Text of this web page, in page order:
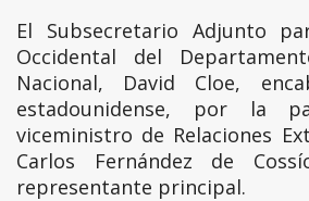
El Subsecretario Adjunto
Occidental del
Nacional, David Cloe,
estadounidense, por la
viceministro de Relaciones
Carlos Fernández de
representante principal.